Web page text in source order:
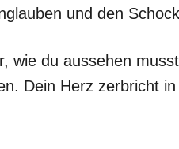
und den
wie du aussehen
Dein Herz zerbricht